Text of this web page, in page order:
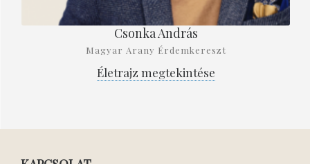
Csonka András
Magyar Arany Érdemkereszt
Életrajz megtekintése